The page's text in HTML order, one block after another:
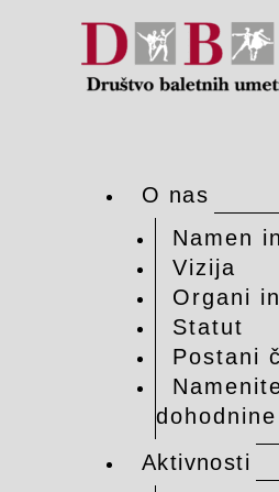
O nas
Namen
Vizija
Organi
Statut
Postani
dohodnine
Aktivnosti